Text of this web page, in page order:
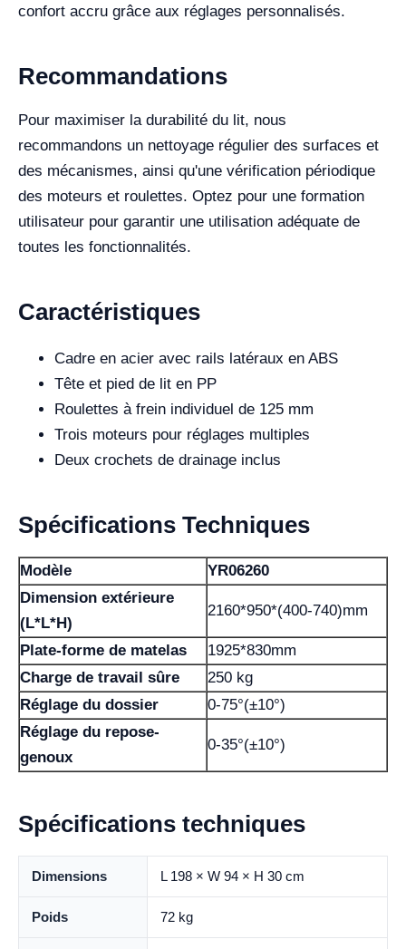
confort accru grâce aux réglages personnalisés.
Recommandations
Pour maximiser la durabilité du lit, nous
recommandons un nettoyage régulier des surfaces et
des mécanismes, ainsi qu'une vérification périodique
des moteurs et roulettes. Optez pour une formation
utilisateur pour garantir une utilisation adéquate de
toutes les fonctionnalités.
Caractéristiques
Cadre en acier avec rails latéraux en ABS
Tête et pied de lit en PP
Roulettes à frein individuel de 125 mm
Trois moteurs pour réglages multiples
Deux crochets de drainage inclus
Spécifications Techniques
Modèle
YR06260
Dimension extérieure
(L*L*H)
2160*950*(400-740)mm
Plate-forme de matelas
1925*830mm
Charge de travail sûre
250 kg
Réglage du dossier
0-75°(±10°)
Réglage du repose-
genoux
0-35°(±10°)
Spécifications techniques
Dimensions L 198 × W 94 × H 30 cm
Poids 72 kg